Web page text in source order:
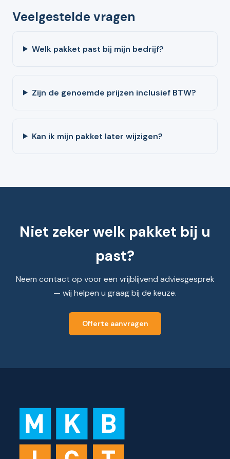
Veelgestelde vragen
Welk pakket past bij mijn bedrijf?
Zijn de genoemde prijzen inclusief BTW?
Kan ik mijn pakket later wijzigen?
Niet zeker welk pakket bij u
past?
Neem contact op voor een vrijblijvend adviesgesprek
— wij helpen u graag bij de keuze.
Offerte aanvragen